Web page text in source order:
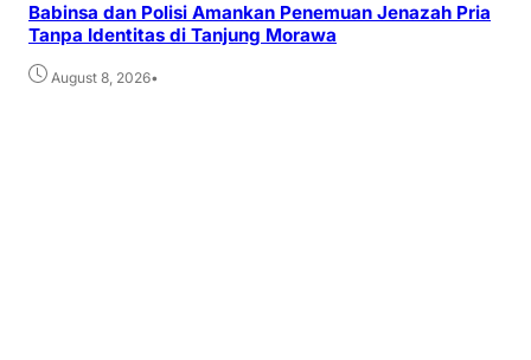
Babinsa dan Polisi Amankan Penemuan Jenazah Pria
Tanpa Identitas di Tanjung Morawa
August 8, 2026•